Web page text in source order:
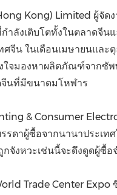
Kong) Limited ผู้จัด
ำลังเติบโตทั้งในตลาดจี
ศจีน ในเดือนเมษายนแล
ใจมองหาผลิตภัณฑ์จากซัพ
จีนที่มีขนาดมโหฬาร
& Consumer
รดาผู้ซื้อจากนานาประเท
กจังหวะเช่นนี้จะดึงดูดผู้
Trade Center Expo